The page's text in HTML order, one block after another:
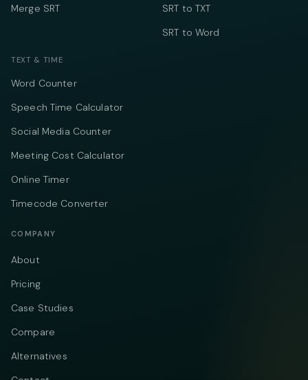
Merge SRT
SRT to TXT
SRT to Word
TEXT & TIME
Word Counter
Speech Time Calculator
Social Media Counter
Meeting Cost Calculator
Online Timer
Timecode Converter
COMPANY
About
Pricing
Case Studies
Compare
Alternatives